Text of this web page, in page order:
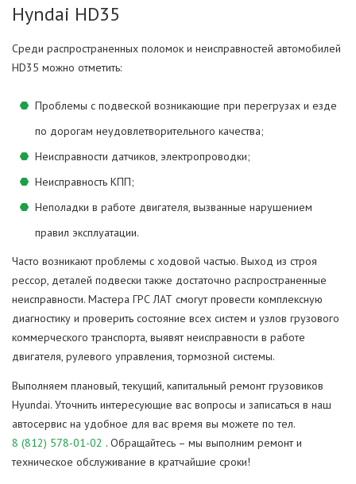
Hyndai HD35
Среди распространенных поломок и неисправностей автомобилей
HD35 можно отметить:
Проблемы с подвеской возникающие при перегрузах и езде
по дорогам неудовлетворительного качества;
Неисправности датчиков, электропроводки;
Неисправность КПП;
Неполадки в работе двигателя, вызванные нарушением
правил эксплуатации.
Часто возникают проблемы с ходовой частью. Выход из строя
рессор, деталей подвески также достаточно распространенные
неисправности. Мастера ГРС ЛАТ смогут провести комплексную
диагностику и проверить состояние всех систем и узлов грузового
коммерческого транспорта, выявят неисправности в работе
двигателя, рулевого управления, тормозной системы.
Выполняем плановый, текущий, капитальный ремонт грузовиков
Hyundai. Уточнить интересующие вас вопросы и записаться в наш
автосервис на удобное для вас время вы можете по тел.
8 (812) 578-01-02 . Обращайтесь – мы выполним ремонт и
техническое обслуживание в кратчайшие сроки!